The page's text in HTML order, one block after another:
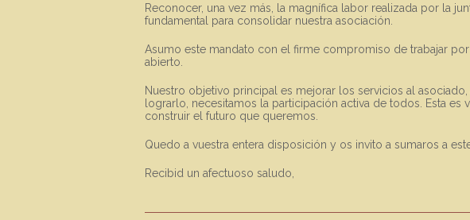
Reconocer, una vez más, la magnífica labor realizada por la
fundamental para consolidar nuestra asociación.
Asumo este mandato con el firme compromiso de trabajar
abierto.
Nuestro objetivo principal es mejorar los servicios al
lograrlo, necesitamos la participación activa de todos. Esta
construir el futuro que queremos.
Quedo a vuestra entera disposición y os invito a sumaros a
Recibid un afectuoso saludo,